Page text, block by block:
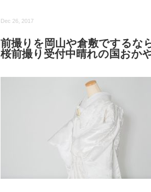
Dec 26, 2017
前撮りを岡山や倉敷でするな
桜前撮り受付中晴れの国おか